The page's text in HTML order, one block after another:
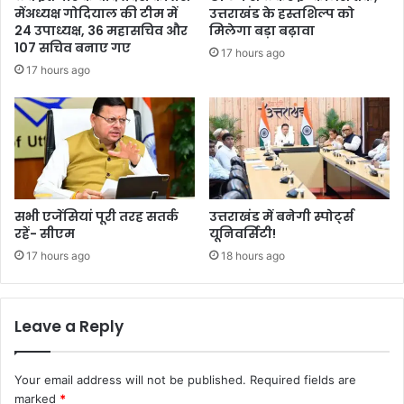
मेंअध्यक्ष गोदियाल की टीम में
24 उपाध्यक्ष, 36 महासचिव और
107 सचिव बनाए गए
17 hours ago
उत्तराखंड के हस्तशिल्प को
मिलेगा बड़ा बढ़ावा
17 hours ago
सभी एजेंसियां पूरी तरह सतर्क
रहें- सीएम
17 hours ago
उत्तराखंड में बनेगी स्पोर्ट्स
यूनिवर्सिटी!
18 hours ago
Leave a Reply
Your email address will not be published. Required fields are
marked *